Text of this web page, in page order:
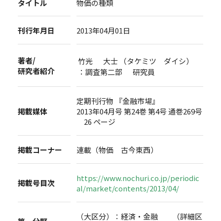
タイトル 物価の種類
刊行年月日 2013年04月01日
著者/
研究者紹介
竹光 大士 （タケミツ ダイシ）
：調査第二部 研究員
掲載媒体
定期刊行物 『金融市場』
2013年04月号 第24巻 第4号 通巻269号
26 ページ
掲載コーナー 連載（物価 古今東西）
掲載号目次
https://www.nochuri.co.jp/periodic
al/market/contents/2013/04/
（大区分）：経済・金融 （詳細区